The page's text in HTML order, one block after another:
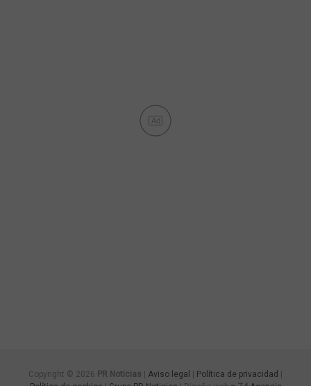
Ad
Copyright © 2026 PR Noticias Aviso legal Política de privacidad